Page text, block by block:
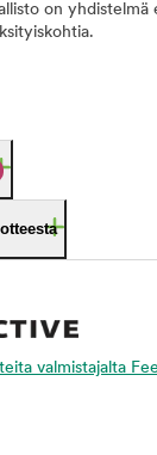
on yhdistelmä
valmistajalta